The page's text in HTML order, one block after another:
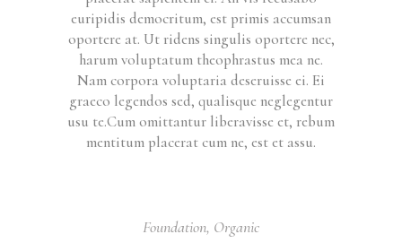
euripidis democritum, est primis accumsan
oportere at. Ut ridens singulis oportere nec,
harum voluptatum theophrastus mea ne.
Nam corpora voluptaria deseruisse ei. Ei
graeco legendos sed, qualisque neglegentur
usu te.Cum omittantur liberavisse et, rebum
mentitum placerat cum ne, est et assu.
Foundation, Organic